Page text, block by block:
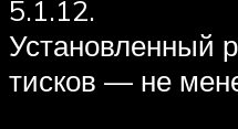
5.1.12.
Установленный
тисков — не